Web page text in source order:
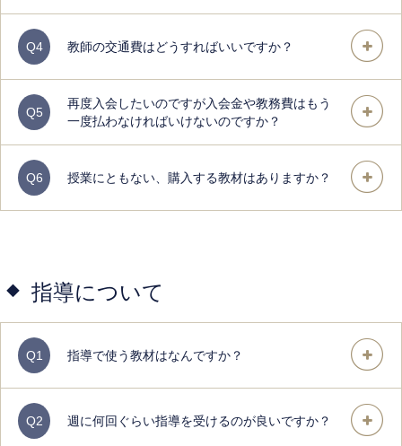
Q4 教師の交通費はどうすればいいですか？
Q5
再度入会したいのですが入会金や教務費はもう
一度払わなければいけないのですか？
Q6 授業にともない、購入する教材はありますか？
指導について
Q1 指導で使う教材はなんですか？
Q2 週に何回ぐらい指導を受けるのが良いですか？